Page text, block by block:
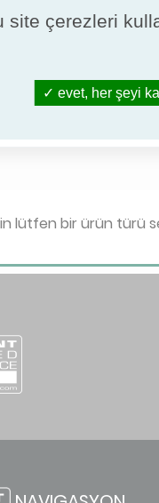
Circular, rigid, metallic
units
Real unit, reversible,
recovery
lütfen bir ürün türü
site çerezleri
evet, her şeyi